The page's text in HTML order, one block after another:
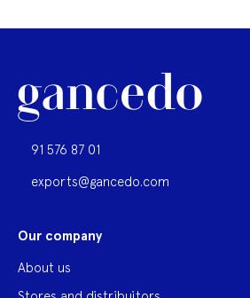
91 576 87 01
exports@gancedo.com
Our company
About us